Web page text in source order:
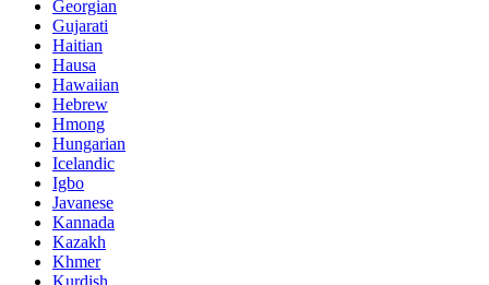
Georgian
Gujarati
Haitian
Hausa
Hawaiian
Hebrew
Hmong
Hungarian
Icelandic
Igbo
Javanese
Kannada
Kazakh
Khmer